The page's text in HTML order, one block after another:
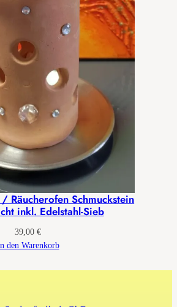
Räucherofen Schmuckstein
inkl. Edelstahl-Sieb
39,00€
den Warenkorb